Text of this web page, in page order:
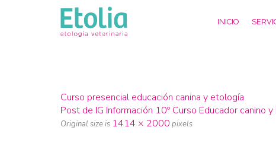
INICIO
Curso presencial educación canina y etología
Post de IG Información 10º Curso Educador canino
Original size is 1414 × 2000 pixels